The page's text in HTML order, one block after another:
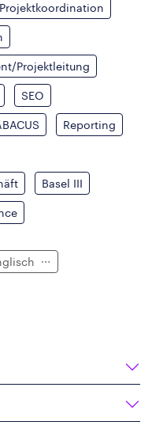
Projektkoordination
Projektleitung
SEO
Reporting
Basel III